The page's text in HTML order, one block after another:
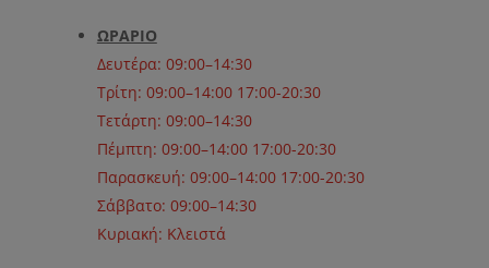
ΩΡΑΡΙΟ
Δευτέρα: 09:00–14:30
Τρίτη: 09:00–14:00 17:00-20:30
Τετάρτη: 09:00–14:30
Πέμπτη: 09:00–14:00 17:00-20:30
Παρασκευή: 09:00–14:00 17:00-20:30
Σάββατο: 09:00–14:30
Κυριακή: Κλειστά